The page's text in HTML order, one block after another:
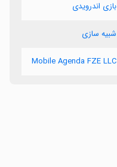
بازی اندرویدی
شبیه سازی
Mobile Agenda FZE LLC